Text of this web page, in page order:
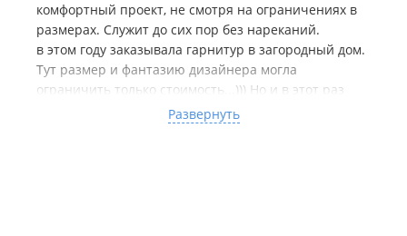
комфортный проект, не смотря на ограничениях в
размерах. Служит до сих пор без нареканий.
в этом году заказывала гарнитур в загородный дом.
Тут размер и фантазию дизайнера могла
ограничить только стоимость...))) Но и в этот раз
благодаря профессиональному подходу Анны
получили все, что хотели и даже больше за очень
Развернуть